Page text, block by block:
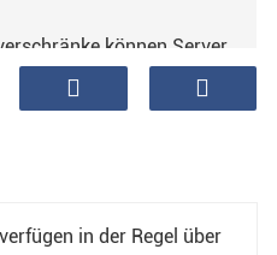
können Server
organisieren und lagern
in einem Serverraum
beitragen, dass Server
in der Regel über